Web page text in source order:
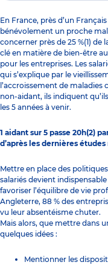
En France, près d’un
bénévolement un proche
concerner près de 25 %(1) de
clé en matière de bien-être
pour les entreprises. Les
qui s’explique par le
l’accroissement de maladies
non-aidant, ils indiquent
les 5 années à venir.
1 aidant sur 5 passe 20h(2)
d’après les dernières
Mettre en place des
salariés devient
favoriser l’équilibre de vie
Angleterre, 88 % des
vu leur absentéisme chuter.
Mais alors, que mettre dans
quelques idées :
Mentionner les